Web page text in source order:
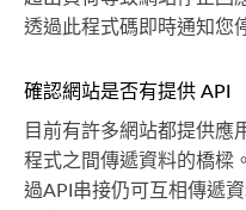
透過此程式碼即時通知您
確認網站是否有提供 API
目前有許多網站都提供應
程式之間傳遞資料的橋樑
過API串接仍可互相傳遞